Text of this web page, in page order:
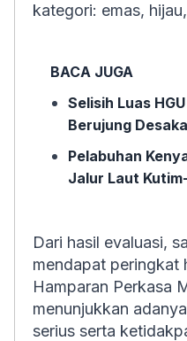
kategori: emas,
BACA JUGA
Selisih Luas
Berujung
Pelabuhan
Jalur Laut
Dari hasil evaluasi,
mendapat peringkat
Hamparan Perkasa
menunjukkan
serius serta